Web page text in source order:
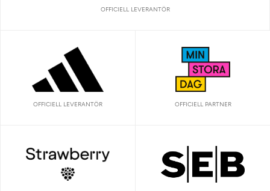
OFFICIELL LEVERANTÖR
OFFICIELL LEVERANTÖR OFFICIELL PARTNER